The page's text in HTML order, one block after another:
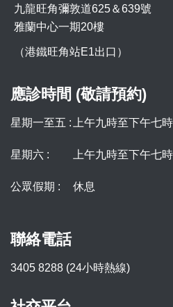
九龍旺角彌敦道625＆639號
雅蘭中心一期20樓
（港鐵旺角站E1出口）
應診時間 (敬請預約)
星期一至五 : 上午九時至下午七時
星期六 : 上午九時至下午七時
公眾假期 : 休息
聯絡電話
3405 8288 (24小時熱線)